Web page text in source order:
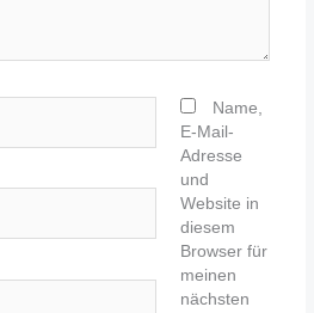
Name,
E-Mail-
Adresse
und
Website in
diesem
Browser für
meinen
nächsten